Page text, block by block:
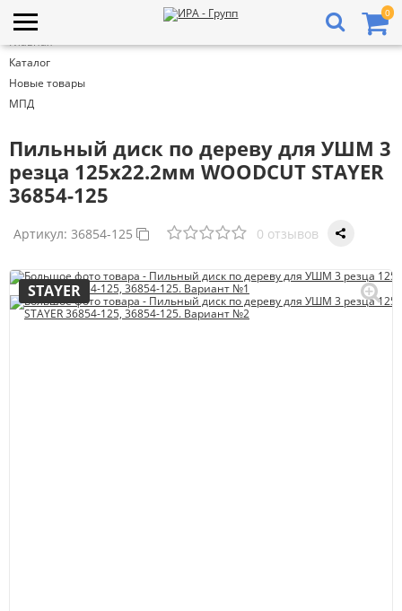
0
Главная
Каталог
Новые товары
МПД
Пильный диск по дереву для УШМ 3
резца 125х22.2мм WOODCUT STAYER
36854-125
Артикул: 36854-125 0 отзывов
STAYER